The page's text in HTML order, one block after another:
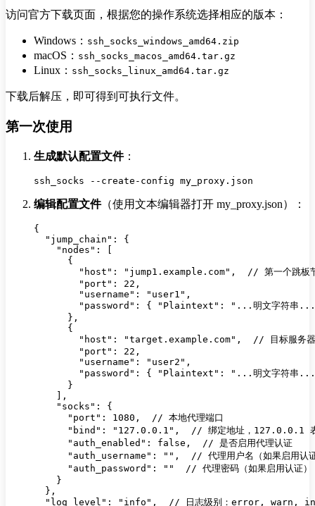
访问官方下载页面，根据您的操作系统选择相应的版本：
Windows： ssh_socks_windows_amd64.zip
macOS： ssh_socks_macos_amd64.tar.gz
Linux： ssh_socks_linux_amd64.tar.gz
下载后解压，即可得到可执行文件。
第一次使用
生成默认配置文件：
编辑配置文件（使用文本编辑器打开 my_proxy.json）：
{
  "jump_chain": {
    "nodes": [
      {
"host": "jump1.example.com",  // 第一个跳板
        "port": 22,
        "username": "user1",
"password": { "Plaintext": "...明文字符串..."
      },
      {
        "host": "target.example.com",  // 目标服务器
        "port": 22,
        "username": "user2",
"password": { "Plaintext": "...明文字符串
      }
    ],
    "socks": {
      "port": 1080,  // 本地代理端口
"bind": "127.0.0.1",  // 绑定地址，127.0.0.1 表
      "auth_enabled": false,  // 是否启用代理认证
"auth_username": "",  // 代理用户名（如果启用认
      "auth_password": ""  // 代理密码（如果启用认证）
    }
  },
"log_level": "info",  // 日志级别：error, warn,